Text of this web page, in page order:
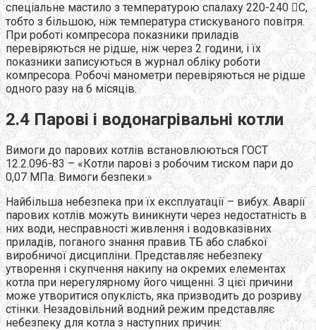
спеціальне мастило з температурою спалаху 220-240 С,
тобто з більшою, ніж температура стискуваного повітря.
При роботі компресора показники приладів
перевіряються не рідше, ніж через 2 години, і їх
показники записуються в журнал обліку роботи
компресора. Робочі манометри перевіряються не рідше
одного разу на 6 місяців.
2.4 Парові і водонагрівальні котли
Вимоги до парових котлів встановлюються ГОСТ
12.2.096-83 – «Котли парові з робочим тиском пари до
0,07 МПа. Вимоги безпеки.»
Найбільша небезпека при їх експлуатації – вибух. Аварії
парових котлів можуть виникнути через недостатність в
них води, несправності живлення і водовказівних
приладів, поганого знання правив ТБ або слабкої
виробничої дисципліни. Представляє небезпеку
утворення і скупчення накипу на окремих елементах
котла при нерегулярному його чищенні. З цієї причини
може утворитися опуклість, яка призводить до розриву
стінки. Незадовільний водний режим представляє
небезпеку для котла з наступних причин: